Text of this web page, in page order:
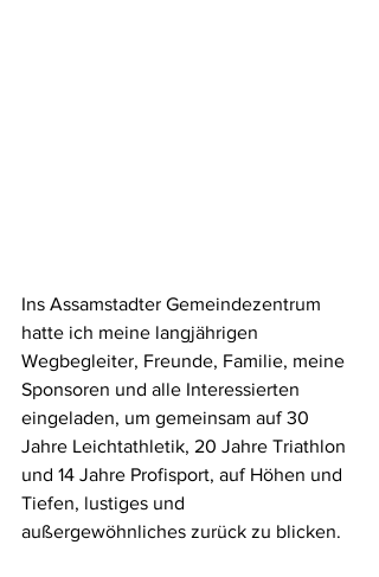
Ins Assamstadter Gemeindezentrum
hatte ich meine langjährigen
Wegbegleiter, Freunde, Familie, meine
Sponsoren und alle Interessierten
eingeladen, um gemeinsam auf 30
Jahre Leichtathletik, 20 Jahre Triathlon
und 14 Jahre Profisport, auf Höhen und
Tiefen, lustiges und
außergewöhnliches zurück zu blicken.